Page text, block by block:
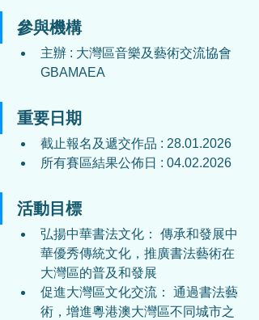
參與機構
主辦 : 大灣區音樂及藝術交流協會
GBAMAEA
重要日期
截止報名及遞交作品 : 28.01.2026
所有賽區結果公佈日 : 04.02.2026
活動目標
弘揚中華書法文化： 傳承和發展中
華優秀傳統文化，推廣書法藝術在
大灣區的普及和發展
促進大灣區文化交流： 通過書法藝
術，增進粵港澳大灣區不同城市之